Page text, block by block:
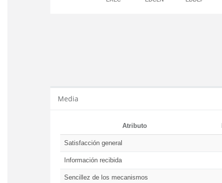
Media
Atributo
Satisfacción general
Información recibida
Sencillez de los mecanismos